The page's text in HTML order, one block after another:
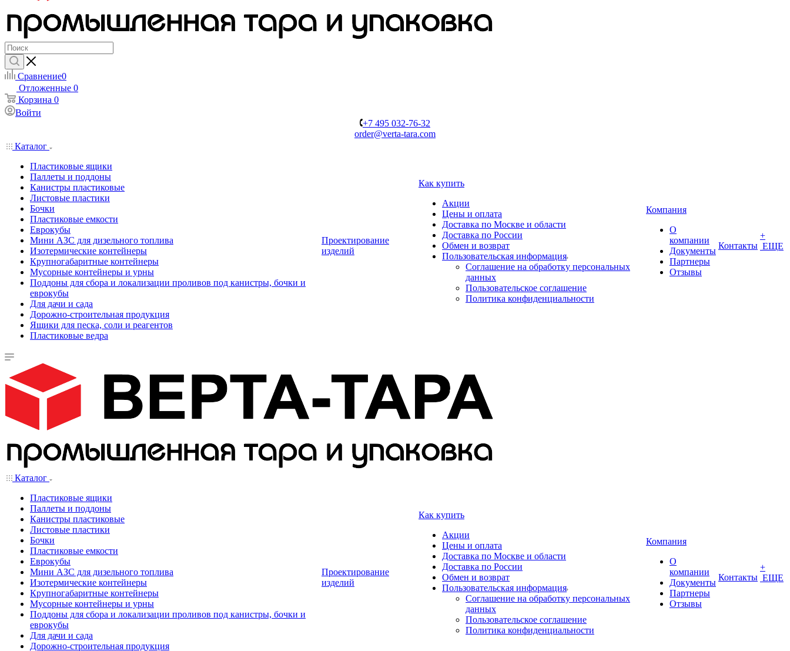
Сравнение0
Отложенные 0
Корзина 0
Войти
+7 495 032-76-32
order@verta-tara.com
Каталог
Пластиковые ящики
Паллеты и поддоны
Канистры пластиковые
Листовые пластики
Бочки
Пластиковые емкости
Еврокубы
Мини АЗС для дизельного топлива
Изотермические контейнеры
Крупногабаритные контейнеры
Мусорные контейнеры и урны
Поддоны для сбора и локализации проливов под канистры, бочки и
еврокубы
Для дачи и сада
Дорожно-строительная продукция
Ящики для песка, соли и реагентов
Пластиковые ведра
Проектирование
изделий
Как купить
Акции
Цены и оплата
Доставка по Москве и области
Доставка по России
Обмен и возврат
Пользовательская информация
Соглашение на обработку персональных
данных
Пользовательское соглашение
Политика конфиденциальности
Компания
О
компании
Документы
Партнеры
Отзывы
Контакты
+
ЕЩЕ
Каталог
Пластиковые ящики
Паллеты и поддоны
Канистры пластиковые
Листовые пластики
Бочки
Пластиковые емкости
Еврокубы
Мини АЗС для дизельного топлива
Изотермические контейнеры
Крупногабаритные контейнеры
Мусорные контейнеры и урны
Поддоны для сбора и локализации проливов под канистры, бочки и
еврокубы
Для дачи и сада
Дорожно-строительная продукция
Проектирование
изделий
Как купить
Акции
Цены и оплата
Доставка по Москве и области
Доставка по России
Обмен и возврат
Пользовательская информация
Соглашение на обработку персональных
данных
Пользовательское соглашение
Политика конфиденциальности
Компания
О
компании
Документы
Партнеры
Отзывы
Контакты
+
ЕЩЕ